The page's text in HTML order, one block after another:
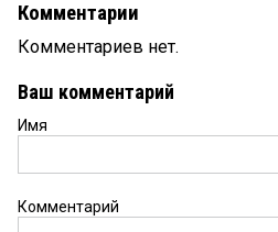
Комментарии
Комментариев нет.
Ваш комментарий
Имя
Комментарий